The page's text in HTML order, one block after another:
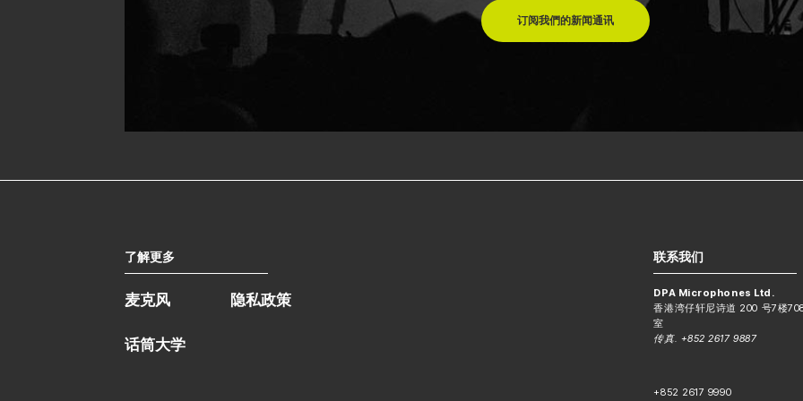
订阅我們的新闻通讯
了解更多
麦克风 隐私政策
话筒大学
联系我们
DPA Microphones Ltd.
香港湾仔轩尼诗道 200 号7楼
室
传真. +852 2617 9887
+852 2617 9990